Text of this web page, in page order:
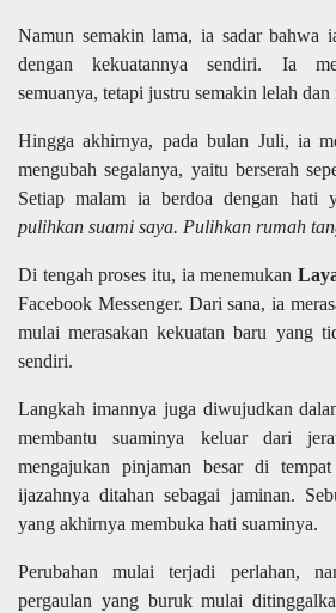
Namun semakin lama, ia sadar bahwa
dengan kekuatannya sendiri. Ia
semuanya, tetapi justru semakin lelah dan
Hingga akhirnya, pada bulan Juli, ia
mengubah segalanya, yaitu berserah
Setiap malam ia berdoa dengan hati
pulihkan suami saya. Pulihkan rumah
Di tengah proses itu, ia menemukan
Facebook Messenger. Dari sana, ia
mulai merasakan kekuatan baru yang
sendiri.
Langkah imannya juga diwujudkan
membantu suaminya keluar dari
mengajukan pinjaman besar di
ijazahnya ditahan sebagai jaminan.
yang akhirnya membuka hati suaminya.
Perubahan mulai terjadi perlahan,
pergaulan yang buruk mulai